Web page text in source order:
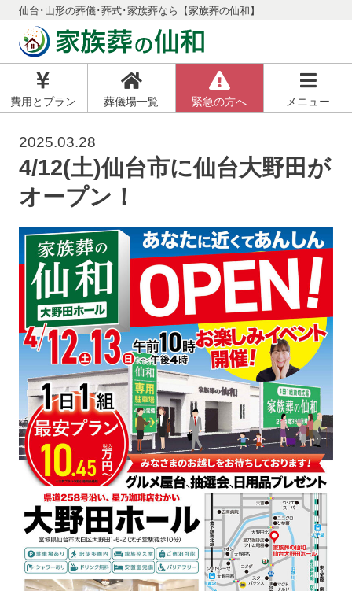
仙台･山形の葬儀･葬式･家族葬なら【家族葬の仙和】
費用とプラン 葬儀場一覧 緊急の方へ メニュー
2025.03.28
4/12(土)仙台市に仙台大野田が
オープン！